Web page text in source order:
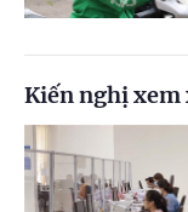
Kiến nghị xem